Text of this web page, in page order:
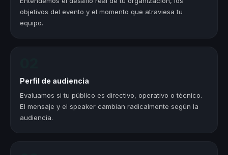
objetivos del evento y el momento que atraviesa tu
equipo.
Perfil de audiencia
Evaluamos si tu público es directivo, operativo o técnico.
El mensaje y el speaker cambian radicalmente según la
audiencia.